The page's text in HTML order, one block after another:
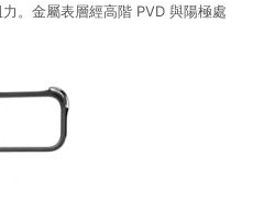
。金屬表層經高階 PVD 與陽極處